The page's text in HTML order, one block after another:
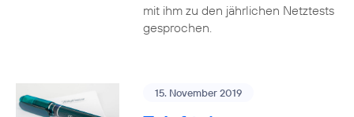
mit ihm zu den jährlichen Netztests
gesprochen.
15. November 2019